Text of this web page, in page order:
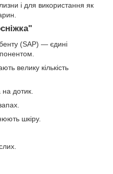
і для використання як
(SAP) — єдині
велику кількість
дотик.
шкіру.